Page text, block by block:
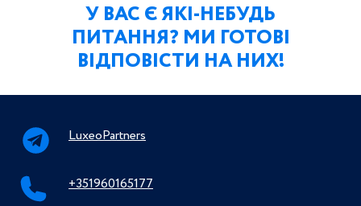
У ВАС Є ЯКІ-НЕБУДЬ
ПИТАННЯ? МИ ГОТОВІ
ВІДПОВІСТИ НА НИХ!
LuxeoPartners
+351960165177